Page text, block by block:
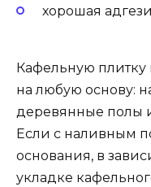
хорошая
Кафельную плитку
на любую основу:
деревянные полы
Если с наливным
основания, в
укладке